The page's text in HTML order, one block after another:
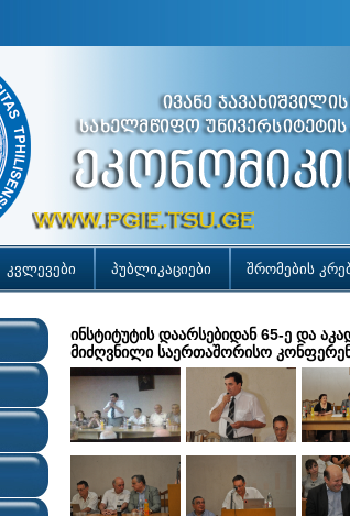
კვლევები პუბლიკაციები შრომების
ინსტიტუტის დაარსებიდან 65-ე და
მიძღვნილი საერთაშორისო